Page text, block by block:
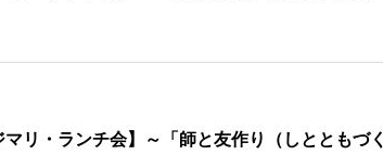
リ・ランチ会】～「師と友作り（しとともづく